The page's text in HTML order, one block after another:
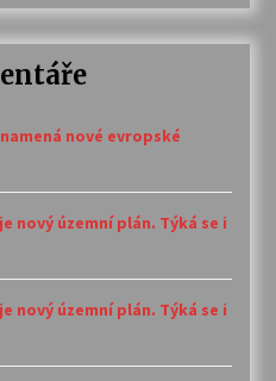
nové evropské
nový územní plán. Týká se i
nový územní plán. Týká se i